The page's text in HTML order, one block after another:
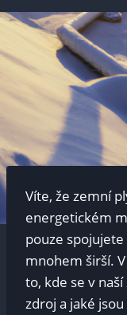
Víte, že zemní
energetickém
pouze
mnohem širší. V
to, kde se v
zdroj a jaké